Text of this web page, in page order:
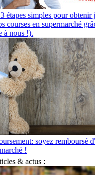
étapes simples pour obtenir
courses en supermarché
à nous !).
soyez remboursé
!
& actus :